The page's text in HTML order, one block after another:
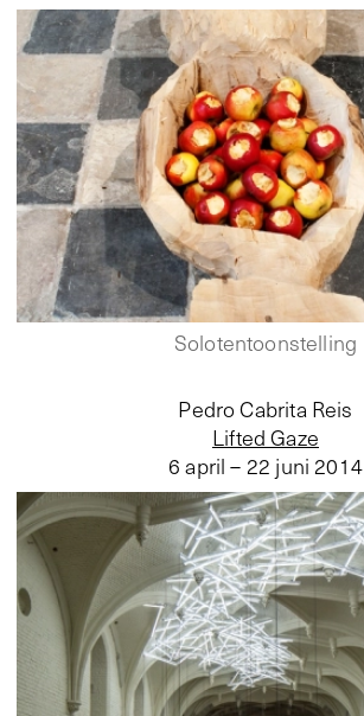
Solotentoonstelling
Lifted Gaze
Pedro Cabrita Reis
6 april – 22 juni 2014